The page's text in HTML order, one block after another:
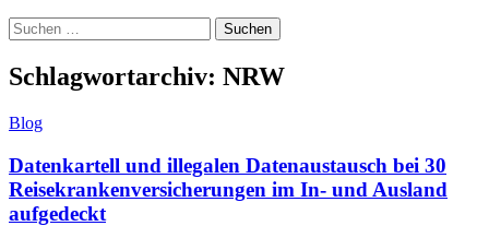
Suchen
nach:
Schlagwortarchiv: NRW
Blog
Datenkartell und illegalen Datenaustausch bei 30
Reisekrankenversicherungen im In- und Ausland
aufgedeckt